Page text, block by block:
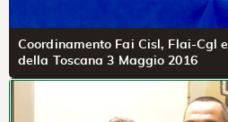
Coordinamento Fai Cisl, Flai-Cgl
della Toscana 3 Maggio 2016